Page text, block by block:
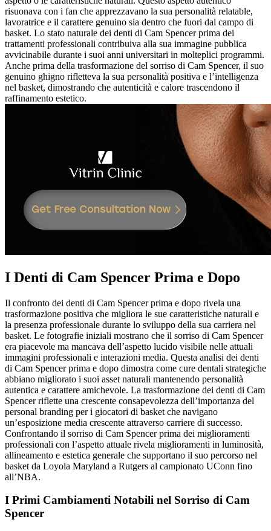
risuonava con i fan che apprezzavano la sua personalità relatable,
lavoratrice e il carattere genuino sia dentro che fuori dal campo di
basket. Lo stato naturale dei denti di Cam Spencer prima dei
trattamenti professionali contribuiva alla sua immagine pubblica
avvicinabile durante i suoi anni universitari in molteplici programmi.
Anche prima della trasformazione del sorriso di Cam Spencer, il suo
genuino ghigno rifletteva la sua personalità positiva e l’intelligenza
nel basket, dimostrando che autenticità e calore trascendono il
raffinamento estetico.
I Denti di Cam Spencer Prima e Dopo
Il confronto dei denti di Cam Spencer prima e dopo rivela una
trasformazione positiva che migliora le sue caratteristiche naturali e
la presenza professionale durante lo sviluppo della sua carriera nel
basket. Le fotografie iniziali mostrano che il sorriso di Cam Spencer
era piacevole ma mancava dell’aspetto lucido visibile nelle attuali
immagini professionali e interazioni media. Questa analisi dei denti
di Cam Spencer prima e dopo dimostra come cure dentali strategiche
abbiano migliorato i suoi asset naturali mantenendo personalità
autentica e carattere amichevole. La trasformazione dei denti di Cam
Spencer riflette una crescente consapevolezza dell’importanza del
personal branding per i giocatori di basket che navigano
un’esposizione media crescente attraverso carriere di successo.
Confrontando il sorriso di Cam Spencer prima dei miglioramenti
professionali con l’aspetto attuale rivela miglioramenti in luminosità,
allineamento e estetica generale che supportano il suo percorso nel
basket da Loyola Maryland a Rutgers al campionato UConn fino
all’NBA.
I Primi Cambiamenti Notabili nel Sorriso di Cam
Spencer